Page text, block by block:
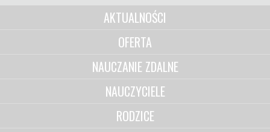
AKTUALNOŚCI
OFERTA
NAUCZANIE ZDALNE
NAUCZYCIELE
RODZICE